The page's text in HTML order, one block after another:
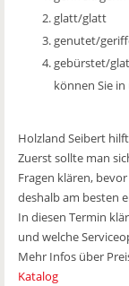
glatt/glatt
genutet/
gebürstet/
können Sie
Holzland Seibert
Zuerst sollte man
Fragen klären,
deshalb am besten
In diesen Termin
und welche
Mehr Infos über
Katalog